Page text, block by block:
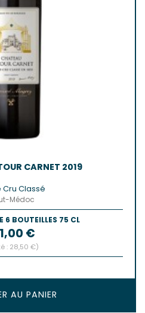
CARNET 2019
Classé
Médoc
6 BOUTEILLES 75 CL
€
: 28,50 €)
AU PANIER